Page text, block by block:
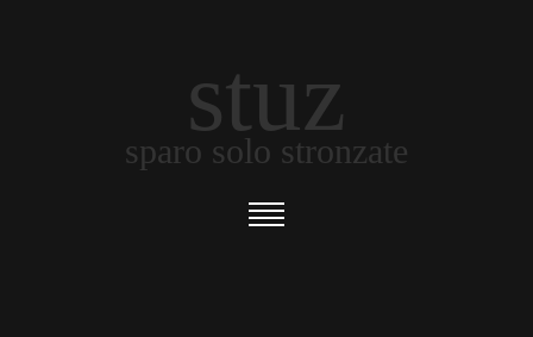
stuz
sparo solo stronzate